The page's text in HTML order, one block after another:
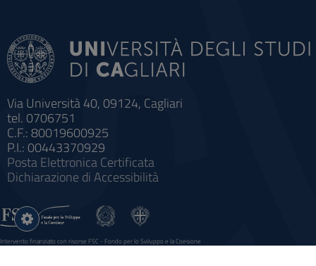
Via Università 40, 09124, Cagliari
tel. 0706751
C.F.: 80019600925
P.I.: 00443370929
Posta Elettronica Certificata
Dichiarazione di Accessibilità
Intervento finanziato con risorse FSC - Fondo per lo Sviluppo e la Coesione
Sistema informatico gestionale integrato a supporto della didattica e della ricerca e potenziamento dei servizi online
Impostazioni
cookie